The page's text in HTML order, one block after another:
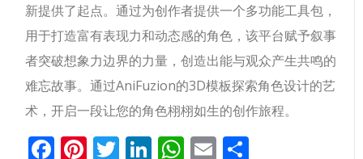
新提供了起点。通过为创作者提供一个多功能工具包，
用于打造富有表现力和动态感的角色，该平台赋予叙事
者突破想象力边界的力量，创造出能与观众产生共鸣的
难忘故事。通过AniFuzion的3D模板探索角色设计的艺
术，开启一段让您的角色栩栩如生的创作旅程。
Facebook
Pinterest
Twitter
LinkedIn
WhatsApp
Email